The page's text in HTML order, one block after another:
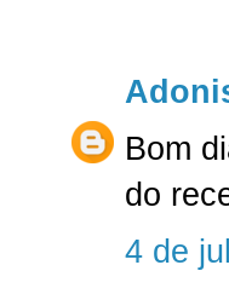
Bom
do
4 de